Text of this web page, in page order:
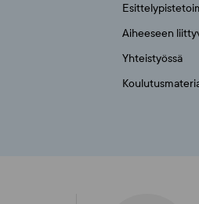
Aiheeseen
Yhteistyössä